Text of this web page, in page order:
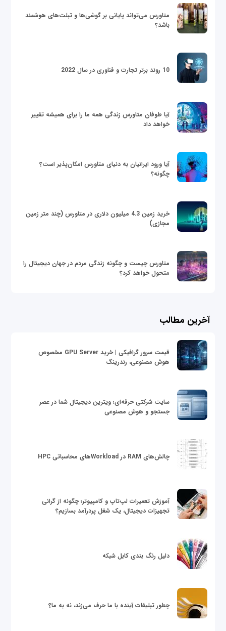
متاورس می‌تواند پایانی بر گوشی‌ها و تبلت‌های هوشمند
باشد؟
10 روند برتر تجارت و فناوری در سال 2022
آیا طوفان متاورس زندگی همه ما را برای همیشه تغییر
خواهد داد
آیا ورود ایرانیان به دنیای متاورس امکان‌پذیر است؟
چگونه؟
خرید زمین 4.3 میلیون دلاری در متاورس (چند متر زمین
مجازی)
متاورس چیست و چگونه زندگی مردم در جهان دیجیتال را
متحول خواهد کرد؟
آخرین مطالب
قیمت سرور گرافیکی | خرید GPU Server مخصوص
هوش مصنوعی، رندرینگ
سایت شرکتی حرفه‌ای؛ ویترین دیجیتال شما در عصر
جستجو و هوش مصنوعی
چالش‌های RAM در Workloadهای محاسباتی HPC
آموزش تعمیرات لپ‌تاپ و کامپیوتر؛ چگونه از گرانی
تجهیزات دیجیتال، یک شغل پردرآمد بسازیم؟
دلیل رنگ بندی کابل شبکه
چطور تبلیغات آینده با ما حرف می‌زند، نه به ما؟